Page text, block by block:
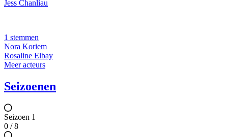
Jess Chanliau
1 stemmen
Nora Koriem
Rosaline Elbay
Meer acteurs
Seizoenen
Seizoen 1
0 / 8